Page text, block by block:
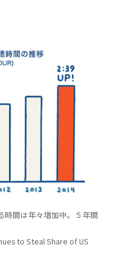
時間は年々増加中。５年間
to Steal Share of US